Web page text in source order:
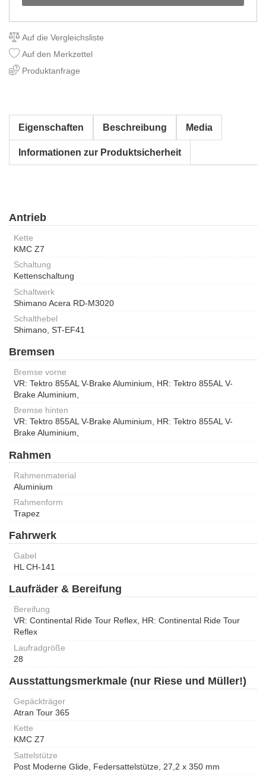
Auf die Vergleichsliste
Auf den Merkzettel
Produktanfrage
Eigenschaften Beschreibung Media
Informationen zur Produktsicherheit
Antrieb
Kette
KMC Z7
Schaltung
Kettenschaltung
Schaltwerk
Shimano Acera RD-M3020
Schalthebel
Shimano, ST-EF41
Bremsen
Bremse vorne
VR: Tektro 855AL V-Brake Aluminium, HR: Tektro 855AL V-
Brake Aluminium,
Bremse hinten
VR: Tektro 855AL V-Brake Aluminium, HR: Tektro 855AL V-
Brake Aluminium,
Rahmen
Rahmenmaterial
Aluminium
Rahmenform
Trapez
Fahrwerk
Gabel
HL CH-141
Laufräder & Bereifung
Bereifung
VR: Continental Ride Tour Reflex, HR: Continental Ride Tour
Reflex
Laufradgröße
28
Ausstattungsmerkmale (nur Riese und Müller!)
Gepäckträger
Atran Tour 365
Kette
KMC Z7
Sattelstütze
Post Moderne Glide, Federsattelstütze, 27,2 x 350 mm